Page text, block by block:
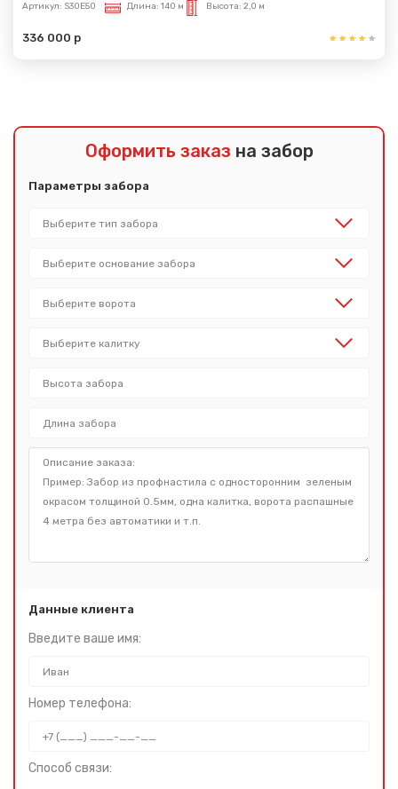
Артикул: S30E50 Длина: 140 м Высота: 2,0 м
336 000 р
Оформить заказ на забор
Параметры забора
Данные клиента
Введите ваше имя:
Номер телефона:
Способ связи: